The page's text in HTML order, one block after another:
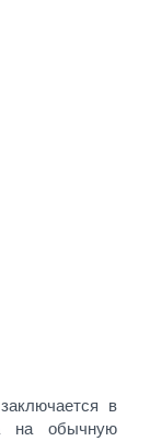
в
на обычную